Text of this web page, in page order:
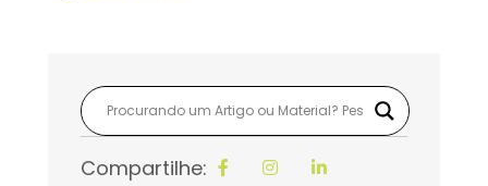
Compartilhe: